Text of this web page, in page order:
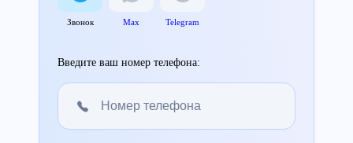
Звонок Max Telegram
Введите ваш номер телефона: